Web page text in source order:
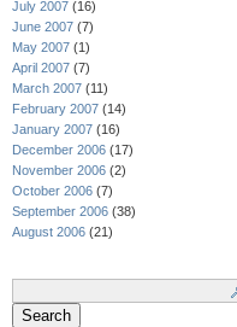
July 2007 (16)
June 2007 (7)
May 2007 (1)
April 2007 (7)
March 2007 (11)
February 2007 (14)
January 2007 (16)
December 2006 (17)
November 2006 (2)
October 2006 (7)
September 2006 (38)
August 2006 (21)